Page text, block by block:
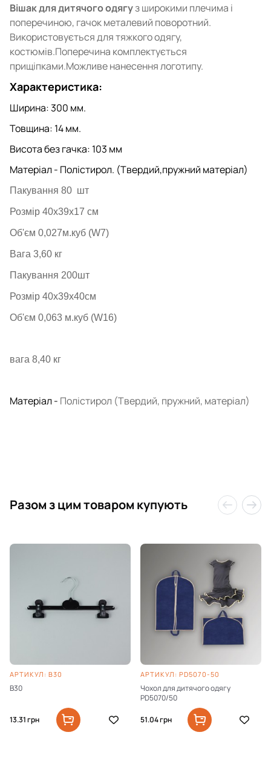
Вішак для дитячого одягуз широкими плечима і
поперечиною, гачок металевий поворотний.
Використовується для тяжкого одягу,
костюмів.Поперечина комплектується
прищіпками.Можливе нанесення логотипу.
Характеристика:
Ширина: 300 мм.
Товщина: 14 мм.
Висота без гачка: 103 мм
Матеріал - Полістирол. (Твердий,пружний матеріал)
Пакування 80 шт
Розмір 40х39х17 см
Об'єм 0,027м.куб (W7)
Вага 3,60 кг
Пакування 200шт
Розмір 40х39х40см
Об'єм 0,063 м.куб (W16)
вага 8,40 кг
Матеріал - Полістирол (Твердий, пружний, матеріал)
Разом з цим товаром купують
АРТИКУЛ: B30
B30
13.31грн
АРТИКУЛ: PD5070-50
Чохол для дитячого одягу
PD5070/50
51.04грн